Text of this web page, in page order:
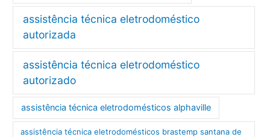
assistência técnica eletrodoméstico
autorizada
assistência técnica eletrodoméstico
autorizado
assistência técnica eletrodomésticos alphaville
assistência técnica eletrodomésticos brastemp santana de